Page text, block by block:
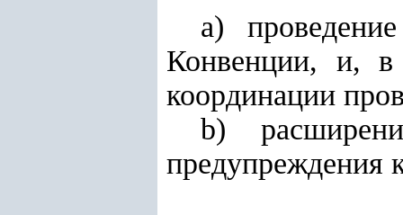
а)
Конвенции, и, в
координации
b)
предупреждения